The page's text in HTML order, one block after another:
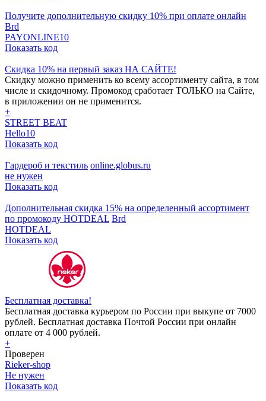
Получите дополнительную скидку 10% при оплате онлайн
Brd
PAYONLINE10
Показать код
Скидка 10% на первый заказ НА САЙТЕ!
Скидку можно применить ко всему ассортименту сайта, в том
числе и скидочному. Промокод сработает ТОЛЬКО на Сайте,
в приложении он не применится.
+
STREET BEAT
Hello10
Показать код
Гардероб и текстиль online.globus.ru
не нужен
Показать код
Дополнительная скидка 15% на определенный ассортимент
по промокоду HOTDEAL Brd
HOTDEAL
Показать код
Бесплатная доставка!
Бесплатная доставка курьером по России при выкупе от 7000
рублей. Бесплатная доставка Почтой России при онлайн
оплате от 4 000 рублей.
+
Проверен
Rieker-shop
Не нужен
Показать код